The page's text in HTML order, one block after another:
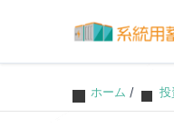
ホーム / 投